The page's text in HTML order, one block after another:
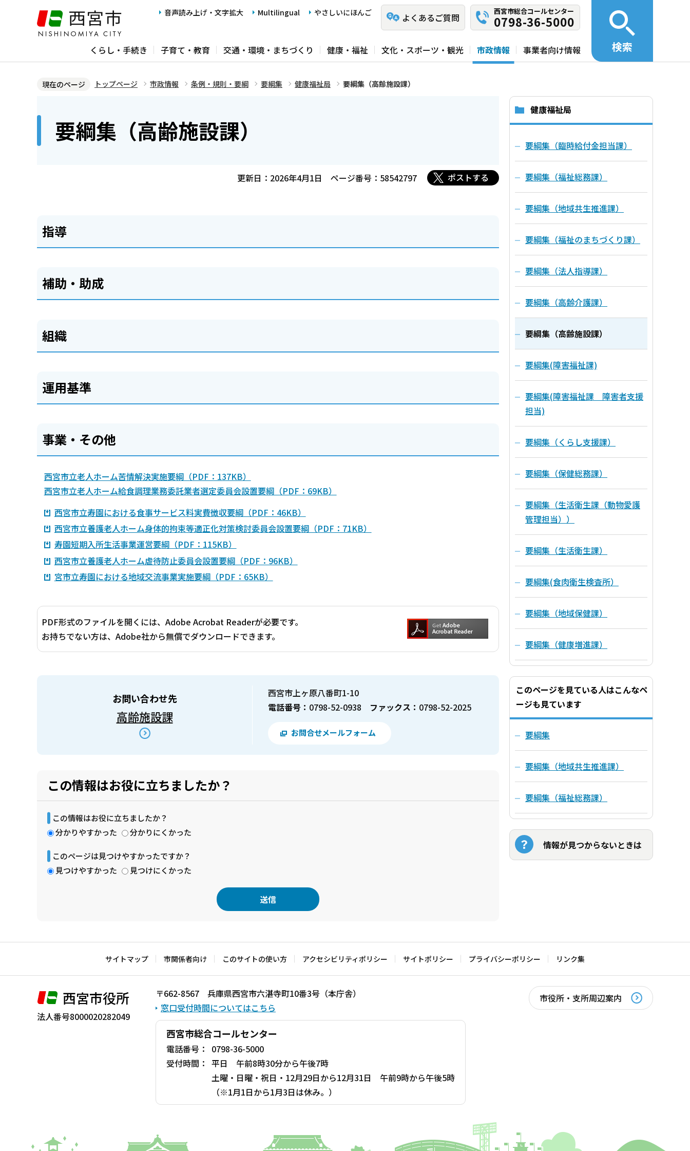
ジ
音声読み上げ・文字拡大 Multilingual やさしいにほんご よくあるご質問
西宮市総合コールセンター
0798-36-5000
くらし・手続き 子育て・教育 交通・環境・まちづくり 健康・福祉 文化・スポーツ・観光 市政情報 事業者向け情報 検索
現在のページ トップページ 市政情報 条例・規則・要綱 要綱集 健康福祉局 要綱集（高齢施設課）
要綱集（高齢施設課）
更新日：2026年4月1日 ページ番号：58542797 ポストする
指導
補助・助成
組織
運用基準
事業・その他
西宮市立老人ホーム苦情解決実施要綱（PDF：137KB）
西宮市立老人ホーム給食調理業務委託業者選定委員会設置要綱（PDF：69KB）
西宮市立寿園における食事サービス料実費徴収要綱（PDF：46KB）
西宮市立養護老人ホーム身体的拘束等適正化対策検討委員会設置要綱（PDF：71KB）
寿園短期入所生活事業運営要綱（PDF：115KB）
西宮市立養護老人ホーム虐待防止委員会設置要綱（PDF：96KB）
宮市立寿園における地域交流事業実施要綱（PDF：65KB）
PDF形式のファイルを開くには、Adobe Acrobat Readerが必要です。
お持ちでない方は、Adobe社から無償でダウンロードできます。
お問い合わせ先
高齢施設課
西宮市上ヶ原八番町1-10
電話番号： 0798-52-0938 ファックス： 0798-52-2025
お問合せメールフォーム
この情報はお役に立ちましたか？
この情報はお役に立ちましたか？
分かりやすかった
分かりにくかった
このページは見つけやすかったですか？
見つけやすかった
見つけにくかった
文
で
健康福祉局
要綱集（臨時給付金担当課）
要綱集（福祉総務課）
要綱集（地域共生推進課）
要綱集（福祉のまちづくり課）
要綱集（法人指導課）
要綱集（高齢介護課）
要綱集（高齢施設課）
要綱集(障害福祉課)
要綱集(障害福祉課 障害者支援
担当)
要綱集（くらし支援課）
要綱集（保健総務課）
要綱集（生活衛生課（動物愛護
管理担当））
要綱集（生活衛生課）
要綱集(食肉衛生検査所）
要綱集（地域保健課）
要綱集（健康増進課）
このページを見ている人はこんなペ
ージも見ています
要綱集
要綱集（地域共生推進課）
要綱集（福祉総務課）
情報が見つからないときは
サイトマップ 市関係者向け このサイトの使い方 アクセシビリティポリシー サイトポリシー プライバシーポリシー リンク集
西宮市役所
法人番号8000020282049
〒662-8567 兵庫県西宮市六湛寺町10番3号（本庁舎）
窓口受付時間についてはこちら
西宮市総合コールセンター
電話番号：
0798-36-5000
受付時間： 平日 午前8時30分から午後7時
土曜・日曜・祝日・12月29日から12月31日 午前9時から午後5時
（※1月1日から1月3日は休み。）
市役所・支所周辺案内